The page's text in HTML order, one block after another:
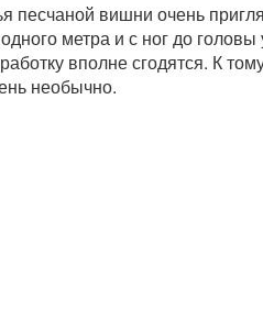
песчаной вишни очень
метра и с ног до
вполне сгодятся. К
необычно.